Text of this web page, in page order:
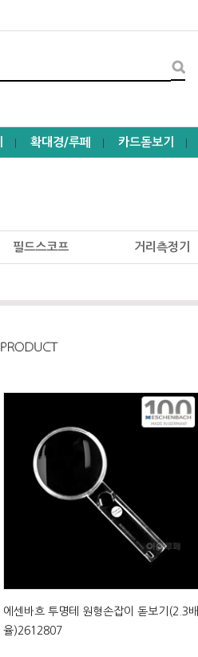
확대경/루페 카드돋보기
필드스코프 거리측정기
에센바흐 투명테 원형손잡이 돋보기(2.3배
율)2612807